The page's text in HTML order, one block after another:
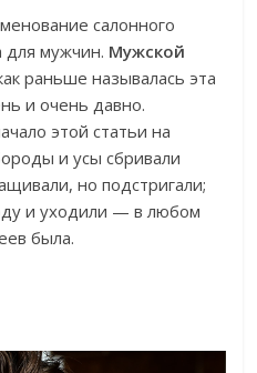
салонного
для мужчин. Мужской
раньше называлась эта
и очень давно.
этой статьи на
и усы сбривали
но подстригали;
и уходили — в любом
была.